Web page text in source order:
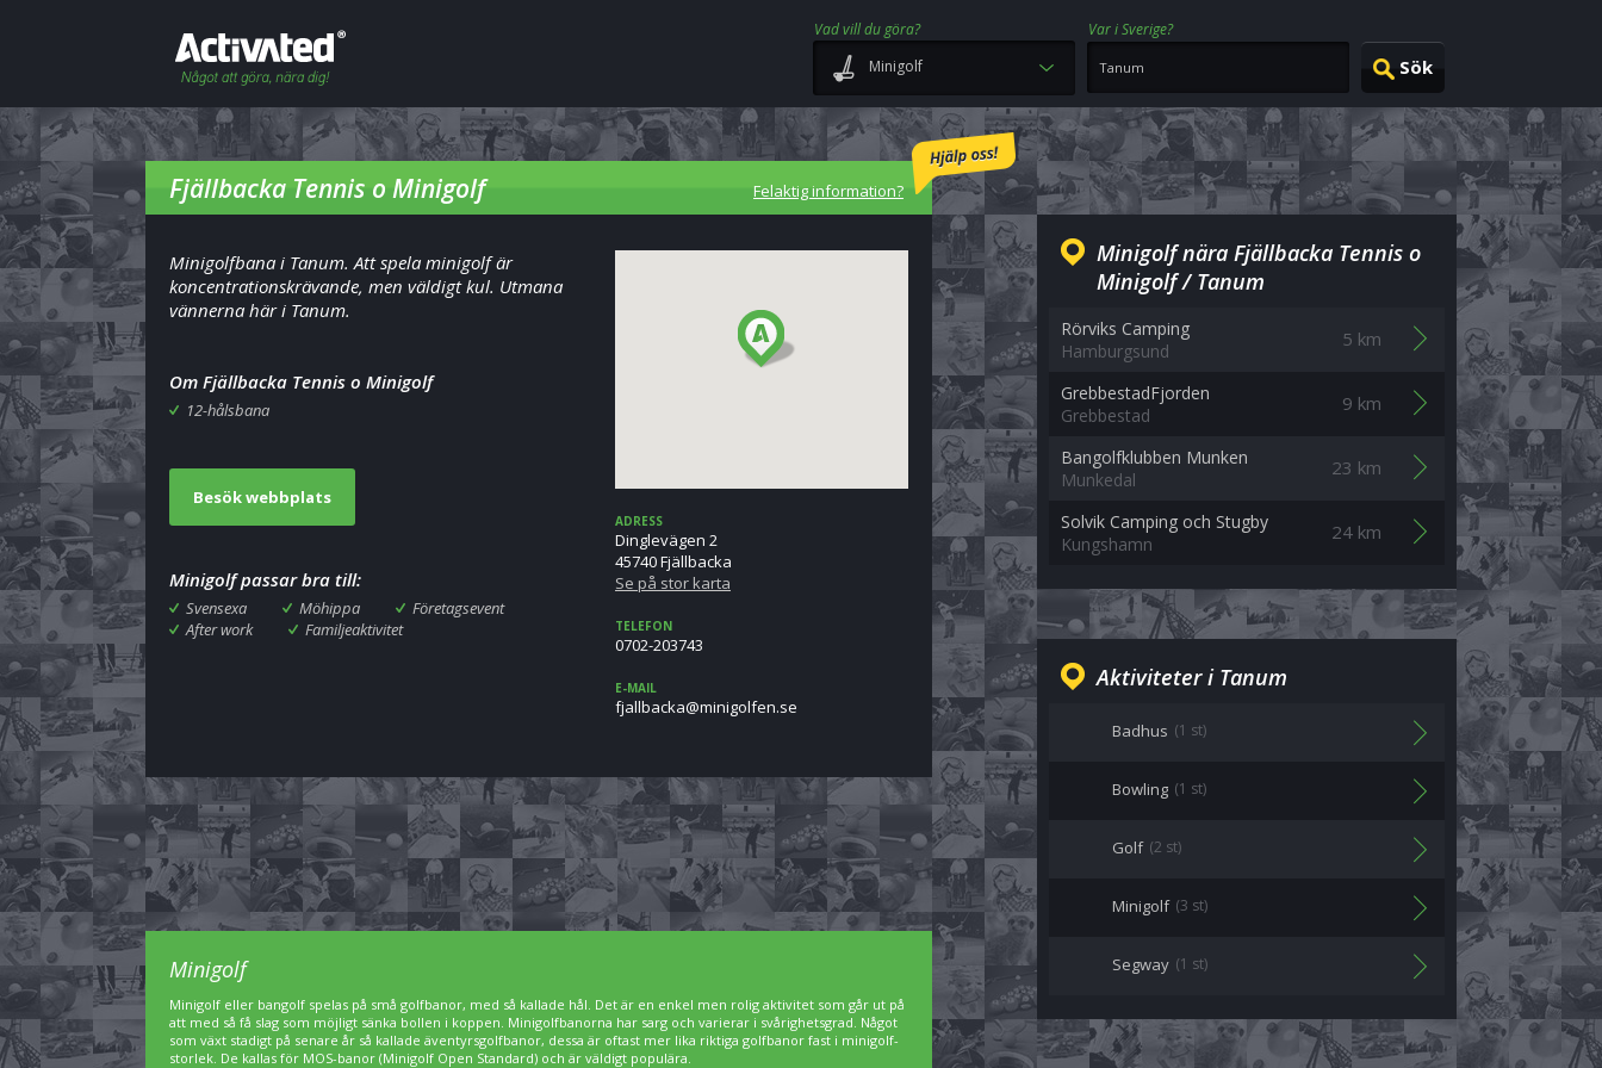
Vad vill du göra?
Var i Sverige?
Minigolf
Fjällbacka Tennis o Minigolf Felaktig information?
Minigolfbana i Tanum. Att spela minigolf är
koncentrationskrävande, men väldigt kul. Utmana
vännerna här i Tanum.
Om Fjällbacka Tennis o Minigolf
12-hålsbana
Besök webbplats
Minigolf passar bra till:
Svensexa Möhippa
Företagsevent
After work
Familjeaktivitet
ADRESS
Dinglevägen 2
45740 Fjällbacka
Se på stor karta
TELEFON
0702-203743
E-MAIL
es.nefloginim@akcabllajf
Minigolf nära Fjällbacka Tennis o
Minigolf / Tanum
Rörviks Camping
Hamburgsund
5 km
GrebbestadFjorden
Grebbestad
9 km
Bangolfklubben Munken
Munkedal
23 km
Solvik Camping och Stugby
Kungshamn
24 km
Aktiviteter i Tanum
Badhus (1 st)
Bowling (1 st)
Golf (2 st)
Minigolf (3 st)
Segway (1 st)
Minigolf
Minigolf eller bangolf spelas på små golfbanor, med så kallade hål. Det är en enkel men rolig aktivitet som går ut på
att med så få slag som möjligt sänka bollen i koppen. Minigolfbanorna har sarg och varierar i svårighetsgrad. Något
som växt stadigt på senare år så kallade äventyrsgolfbanor, dessa är oftast mer lika riktiga golfbanor fast i minigolf-
storlek. De kallas för MOS-banor (Minigolf Open Standard) och är väldigt populära.